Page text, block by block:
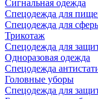
Сигнальная одежда
Спецодежда для
Спецодежда для
Трикотаж
Спецодежда для
Одноразовая одежда
Спецодежда
Головные уборы
Спецодежда для